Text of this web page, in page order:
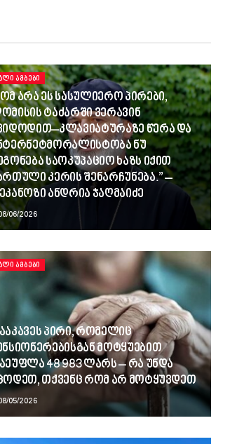
ᲐᲛᲑᲔᲑᲘ
არა ეს სასულიერო პირები,
ტაძარში ვერავინ
წერა და
ნუ
საოკუპაციო ხაზს იქით
კერის შენარჩუნება.” –
ანდრია ჯაღმაიძე
06/2026
ᲐᲛᲑᲔᲑᲘ
პირი, რომელიც
მოტყუებით
48 983 ლარს – რა უნდა
თქვენც რომ არ მოტყუვდეთ
05/2026